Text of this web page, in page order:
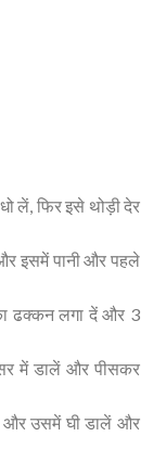
लें, फिर इसे थोड़ी देर
इसमें पानी और पहले
ढक्कन लगा दें और 3
में डालें और पीसकर
और उसमें घी डालें और